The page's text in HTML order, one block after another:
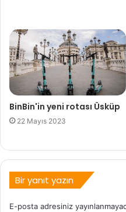
BinBin'in yeni rotası Üsküp
22 Mayıs 2023
Bir yanıt yazın
E-posta adresiniz